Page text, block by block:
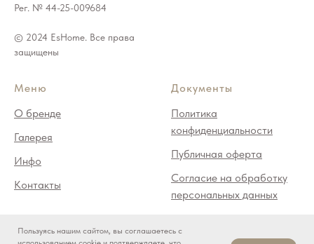
Пользуясь нашим сайтом, вы соглашаетесь с
Рег. № 44-25-009684
© 2024 EsHome. Все права
защищены
Меню
О бренде
Галерея
Инфо
Контакты
Документы
Политика
конфиденциальности
Публичная оферта
Согласие на обработку
персональных данных
*Деятельность компании Meta (Facebook, Instagram) является